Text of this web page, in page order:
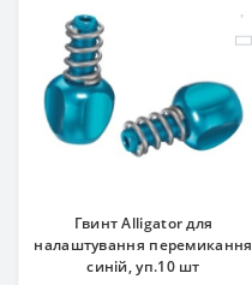
Гвинт Alligator для
налаштування перемикання
синій, уп.10 шт